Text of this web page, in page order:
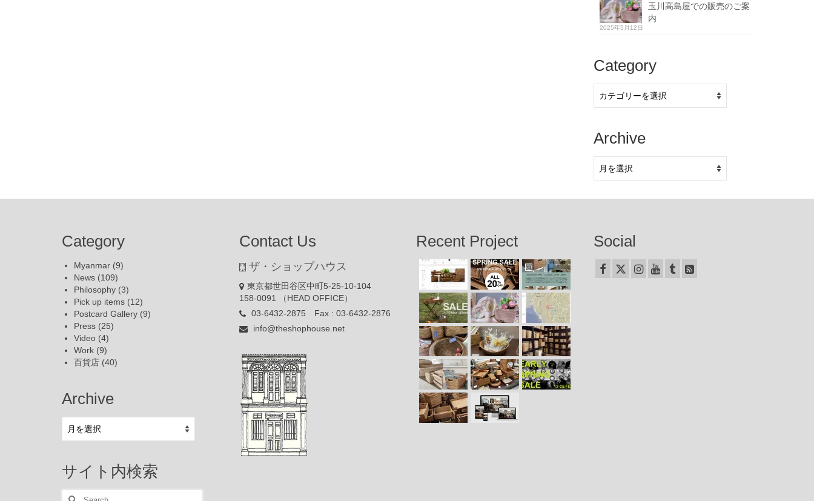
玉川高島屋での販売のご案
内
2025年5月12日
Category
Archive
Category
Myanmar (9)
News (109)
Philosophy (3)
Pick up items (12)
Postcard Gallery (9)
Press (25)
Video (4)
Work (9)
百貨店 (40)
Archive
サイト内検索
Search
Contact Us
ザ・ショップハウス
東京都世田谷区中町5-25-10-104
158-0091 （HEAD OFFICE）
03-6432-2875 Fax : 03-6432-2876
info@theshophouse.net
Recent Project Social